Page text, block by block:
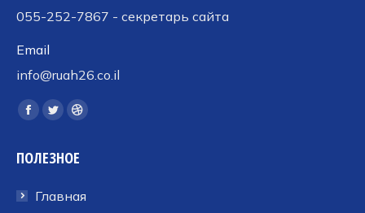
055-252-7867 - секретарь сайта
Email
info@ruah26.co.il
Ищите нас:
Страница
открывается
новом
Страница
открывается
новом
Страница
открывается
новом
ПОЛЕЗНОЕ
Главная